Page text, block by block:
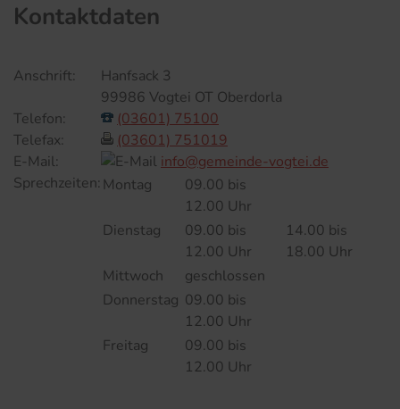
Kontaktdaten
Anschrift:
Hanfsack 3
99986 Vogtei OT Oberdorla
Telefon:
(03601) 75100
Telefax:
(03601) 751019
E-Mail:
info@gemeinde-vogtei.de
Sprechzeiten: Montag
09.00 bis
12.00 Uhr
Dienstag
09.00 bis
12.00 Uhr
14.00 bis
18.00 Uhr
Mittwoch
geschlossen
Donnerstag 09.00 bis
12.00 Uhr
Freitag
09.00 bis
12.00 Uhr